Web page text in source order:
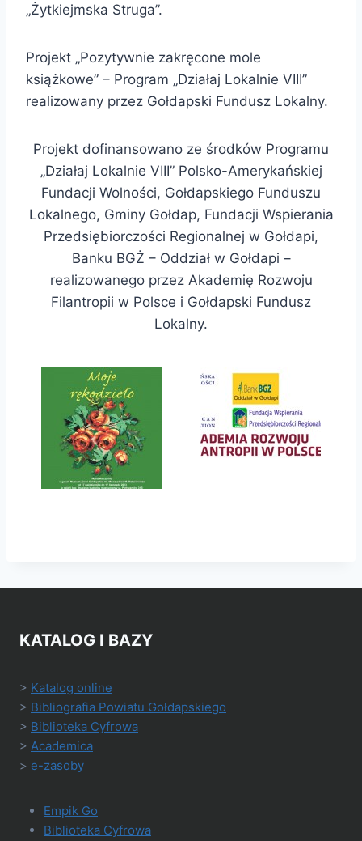
„Żytkiejmska Struga”.
Projekt „Pozytywnie zakręcone mole
książkowe” – Program „Działaj Lokalnie VIII”
realizowany przez Gołdapski Fundusz Lokalny.
Projekt dofinansowano ze środków Programu
„Działaj Lokalnie VIII” Polsko-Amerykańskiej
Fundacji Wolności, Gołdapskiego Funduszu
Lokalnego, Gminy Gołdap, Fundacji Wspierania
Przedsiębiorczości Regionalnej w Gołdapi,
Banku BGŻ – Oddział w Gołdapi –
realizowanego przez Akademię Rozwoju
Filantropii w Polsce i Gołdapski Fundusz
Lokalny.
KATALOG I BAZY
> Katalog online
> Bibliografia Powiatu Gołdapskiego
> Biblioteka Cyfrowa
> Academica
> e-zasoby
Empik Go
Biblioteka Cyfrowa